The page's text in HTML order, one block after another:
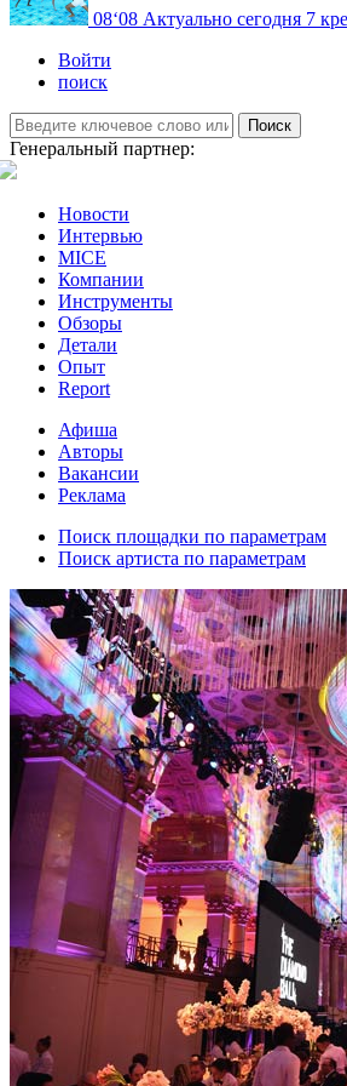
08‘08 Актуально сегодня 7
Войти
поиск
Поиск
Генеральный партнер:
Новости
Интервью
MICE
Компании
Инструменты
Обзоры
Детали
Опыт
Report
Афиша
Авторы
Вакансии
Реклама
Поиск площадки по параметрам
Поиск артиста по параметрам